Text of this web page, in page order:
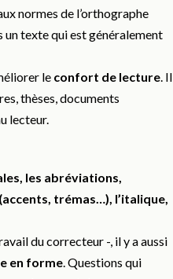
normes de l’orthographe
un texte qui est généralement
le confort de lecture . Il
thèses, documents
lecteur.
les abréviations,
trémas…), l’italique,
du correcteur -, il y a aussi
en forme . Questions qui